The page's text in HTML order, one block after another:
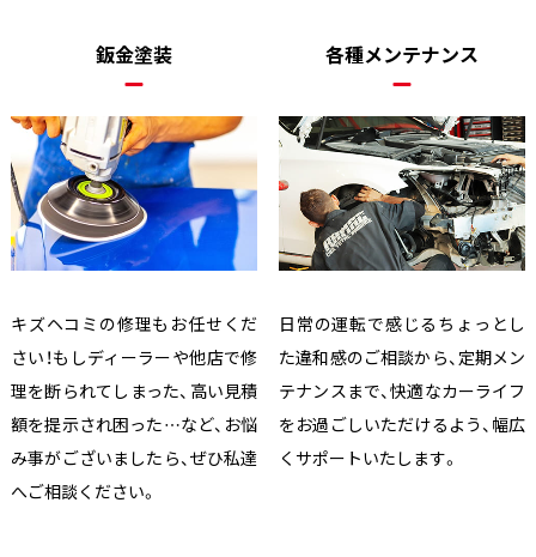
鈑金塗装
キズヘコミの修理もお任せくだ
さい！もしディーラーや他店で修
理を断られてしまった、高い見積
額を提示され困った…など、お悩
み事がございましたら、ぜひ私達
へご相談ください。
各種メンテナンス
日常の運転で感じるちょっとし
た違和感のご相談から、定期メン
テナンスまで、快適なカーライフ
をお過ごしいただけるよう、幅広
くサポートいたします。